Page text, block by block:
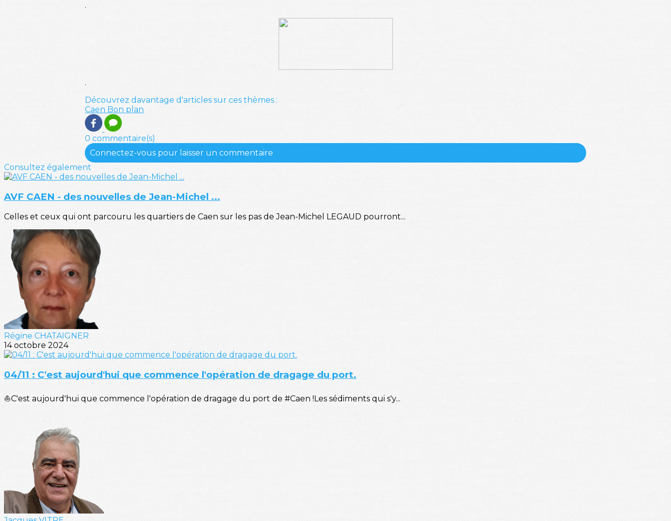
.
.
Découvrez davantage d'articles sur ces thèmes :
Caen Bon plan
0 commentaire(s)
Connectez-vous pour laisser un commentaire
Consultez également
AVF CAEN - des nouvelles de Jean-Michel ...
Celles et ceux qui ont parcouru les quartiers de Caen sur les pas de Jean-Michel LEGAUD pourront...
Régine CHATAIGNER
14 octobre 2024
04/11 : C'est aujourd'hui que commence l'opération de dragage du port.
⛵C'est aujourd'hui que commence l'opération de dragage du port de #Caen !Les sédiments qui s'y...